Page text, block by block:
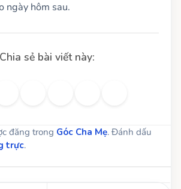
ngày hôm sau.
đăng trong Góc Cha Mẹ. Đánh dấu
trực.